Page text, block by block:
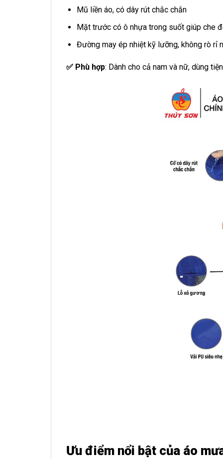
Mũ liền áo, có dây rút chắc chắn
Mặt trước có ô nhựa trong suốt giúp che
Đường may ép nhiệt kỹ lưỡng, không rò rỉ
✅ Phù hợp: Dành cho cả nam và nữ, dùng
Ưu điểm nổi bật của áo